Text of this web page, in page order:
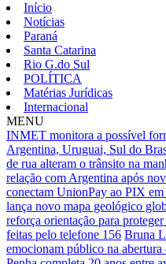
Início
Notícias
Paraná
Santa Catarina
Rio G.do Sul
POLÍTICA
Matérias Jurídicas
Internacional
MENU
INMET monitora a possível
Argentina, Uruguai, Sul do
de rua alteram o trânsito na
relação com Argentina após
conectam UnionPay ao PIX
lança novo mapa geológico
reforça orientação para
feitas pelo telefone 156 Bruna
emocionam público na abertura